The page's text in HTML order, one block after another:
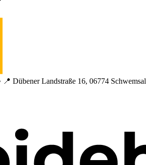
Dübener Landstraße 16, 06774 Schwemsal